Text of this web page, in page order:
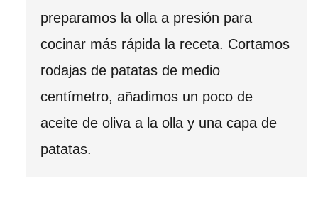
preparamos la olla a presión para
cocinar más rápida la receta. Cortamos
rodajas de patatas de medio
centímetro, añadimos un poco de
aceite de oliva a la olla y una capa de
patatas.